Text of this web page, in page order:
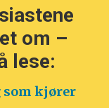
om –
lese:
som kjører